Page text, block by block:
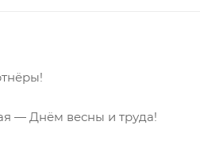
— Днём весны и труда!